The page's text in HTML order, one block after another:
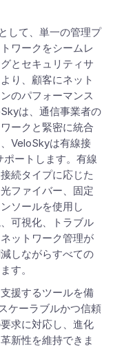
して、単一の管理プ
ワークをシームレ
とセキュリティサ
り、顧客にネット
のパフォーマンス
は、通信事業者の
ークと緊密に統合
VeloSkyは有線接
ートします。有線
続タイプに応じた
ファイバー、固定
ソールを使用し
可視化、トラブル
ットワーク管理が
しながらすべての
す。
援するツールを備
ケーラブルかつ信頼
求に対応し、進化
新性を維持できま